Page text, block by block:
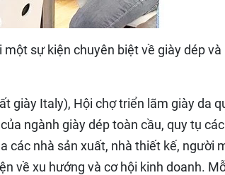
sự kiện chuyên biệt về giày dép và
giày Italy), Hội chợ triển lãm giày da
ngành giày dép toàn cầu, quy tụ các
các nhà sản xuất, nhà thiết kế, người
về xu hướng và cơ hội kinh doanh.